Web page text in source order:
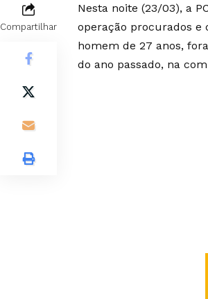
Compartilhar
Nesta noite (23/03), a
operação procurados
homem de 27 anos,
do ano passado, na